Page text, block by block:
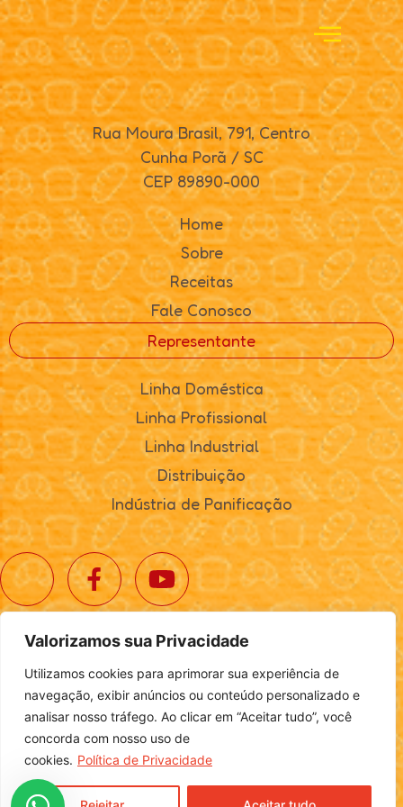
Valorizamos sua Privacidade
Utilizamos cookies para aprimorar sua experiência de
navegação, exibir anúncios ou conteúdo personalizado e
analisar nosso tráfego. Ao clicar em “Aceitar tudo”, você
concorda com nosso uso de
cookies. Política de Privacidade
Rua Moura Brasil, 791, Centro
Cunha Porã / SC
CEP 89890-000
Home
Sobre
Receitas
Fale Conosco
Representante
Linha Doméstica
Linha Profissional
Linha Industrial
Distribuição
Indústria de Panificação
© 2025. Realta Alimentos. Todos os direitos reservados.
Política de Privacidade|Definições de Cookies
Desenvolvido por